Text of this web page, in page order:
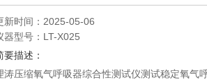
新时间：2025-05-06
器型号：LT-X025
要描述：
涛压缩氧气呼吸器综合性测试仪测试稳定氧气